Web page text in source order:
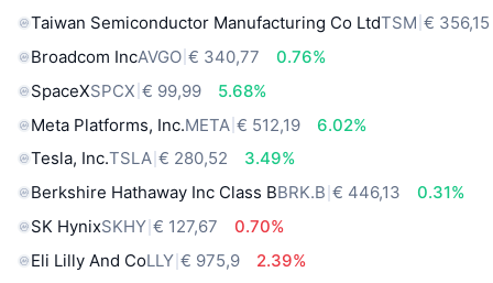
Taiwan Semiconductor Manufacturing Co LtdTSM € 356,15
Broadcom IncAVGO € 340,77
0.76%
SpaceXSPCX € 99,99
5.68%
Meta Platforms, Inc.META € 512,19
6.02%
Tesla, Inc.TSLA € 280,52
3.49%
Berkshire Hathaway Inc Class BBRK.B € 446,13
0.31%
SK HynixSKHY € 127,67
0.70%
Eli Lilly And CoLLY € 975,9
2.39%